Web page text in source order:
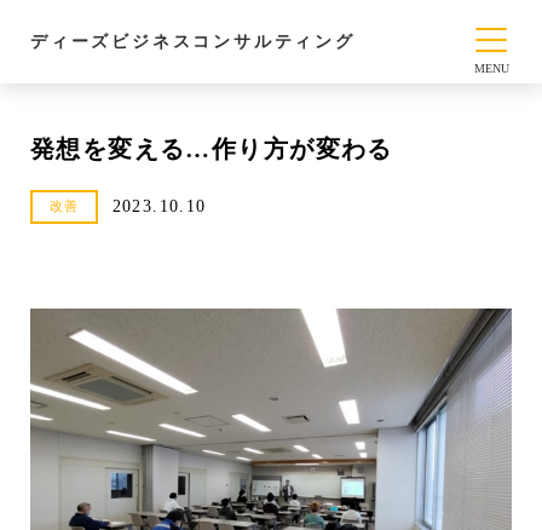
ディーズビジネスコンサルティング
発想を変える…作り方が変わる
改善 2023.10.10